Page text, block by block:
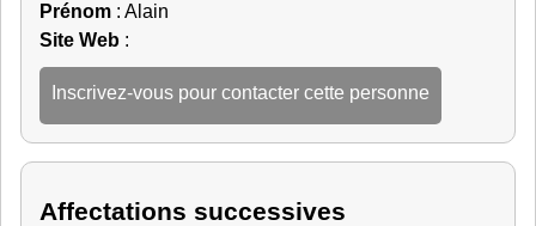
Prénom : Alain
Site Web :
Inscrivez-vous pour contacter cette personne
Affectations successives